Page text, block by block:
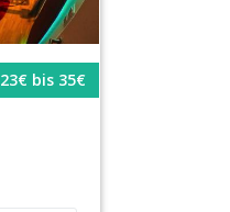
23€ bis 35€